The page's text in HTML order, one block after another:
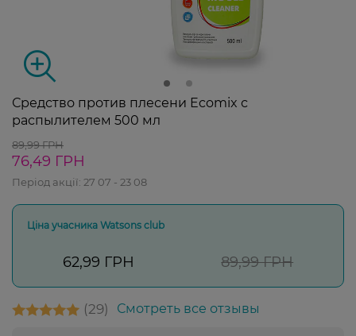
Средство против плесени Ecomix с
распылителем 500 мл
89,99 ГРН
76,49 ГРН
Період акції: 27 07 - 23 08
Ціна учасника Watsons club
62,99 ГРН 89,99 ГРН
29 Смотреть все отзывы